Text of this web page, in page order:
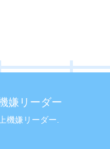
嫌リーダー
機嫌リーダー.